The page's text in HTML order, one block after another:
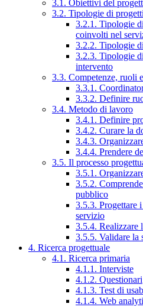
3.1. Obiettivi del
3.2. Tipologie di progetti
3.2.1. Tipologie
coinvolti nel
3.2.2. Tipologie
3.2.3. Tipologie
intervento
3.3. Competenze, ruoli
3.3.1.
3.3.2. Definire
3.4. Metodo di lavoro
3.4.1. Definire
3.4.2. Curare la
3.4.3.
3.4.4. Prendere
3.5. Il processo
3.5.1.
3.5.2.
pubblico
3.5.3. Progettare
servizio
3.5.4. Realizzare
3.5.5. Validare la
4. Ricerca progettuale
4.1. Ricerca primaria
4.1.1. Interviste
4.1.2. Questionari
4.1.3. Test di
4.1.4. Web